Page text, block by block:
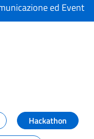
ed Eventi
Hackathon